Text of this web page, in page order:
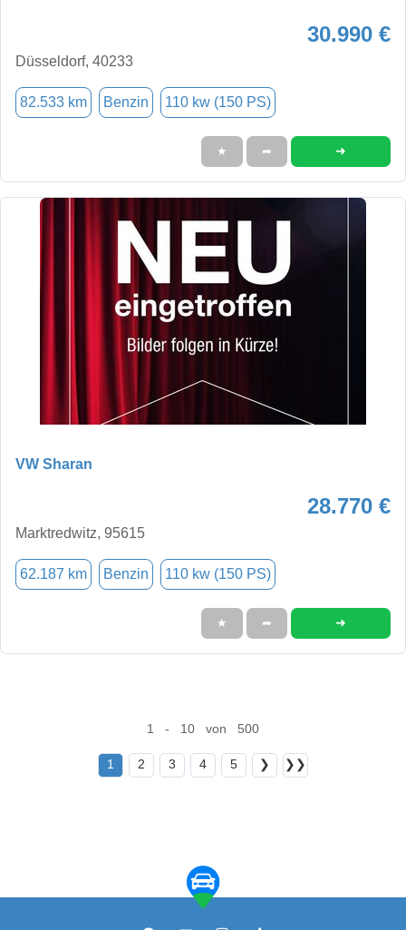
30.990 €
Düsseldorf, 40233
82.533 km Benzin 110 kw (150 PS)
★ ➦ ➜
VW Sharan
28.770 €
Marktredwitz, 95615
62.187 km Benzin 110 kw (150 PS)
★ ➦ ➜
1 - 10 von 500
1 2 3 4 5 ❯ ❯❯